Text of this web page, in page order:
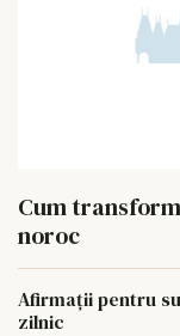
Cum
noroc
Afirmații pentru
zilnic